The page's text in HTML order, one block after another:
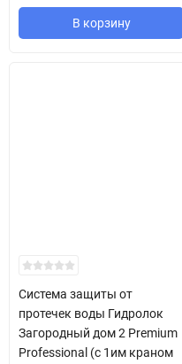
В корзину
Система защиты от
протечек воды Гидролок
Загородный дом 2 Premium
Professional (с 1им краном